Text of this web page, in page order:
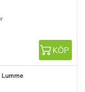
KÖP
Lumme